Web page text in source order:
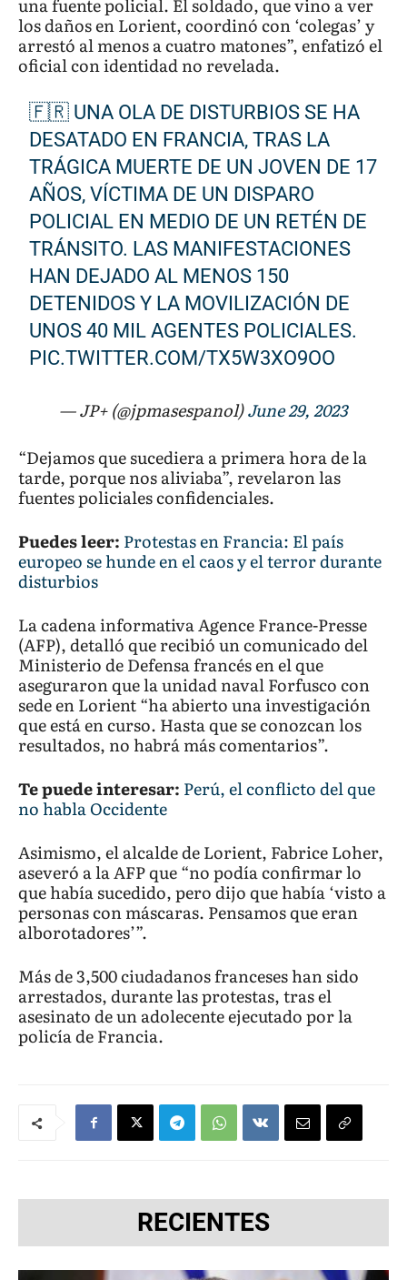
una fuente policial. El soldado, que vino a ver
los daños en Lorient, coordinó con ‘colegas’ y
arrestó al menos a cuatro matones”, enfatizó el
oficial con identidad no revelada.
🇫🇷 UNA OLA DE DISTURBIOS SE HA
DESATADO EN FRANCIA, TRAS LA
TRÁGICA MUERTE DE UN JOVEN DE 17
AÑOS, VÍCTIMA DE UN DISPARO
POLICIAL EN MEDIO DE UN RETÉN DE
TRÁNSITO. LAS MANIFESTACIONES
HAN DEJADO AL MENOS 150
DETENIDOS Y LA MOVILIZACIÓN DE
UNOS 40 MIL AGENTES POLICIALES.
PIC.TWITTER.COM/TX5W3XO9OO
— JP+ (@jpmasespanol)June 29, 2023
“Dejamos que sucediera a primera hora de la
tarde, porque nos aliviaba”, revelaron las
fuentes policiales confidenciales.
Puedes leer: Protestas en Francia: El país
europeo se hunde en el caos y el terror durante
disturbios
La cadena informativa Agence France-Presse
(AFP), detalló que recibió un comunicado del
Ministerio de Defensa francés en el que
aseguraron que la unidad naval Forfusco con
sede en Lorient “ha abierto una investigación
que está en curso. Hasta que se conozcan los
resultados, no habrá más comentarios”.
Te puede interesar: Perú, el conflicto del que
no habla Occidente
Asimismo, el alcalde de Lorient, Fabrice Loher,
aseveró a la AFP que “no podía confirmar lo
que había sucedido, pero dijo que había ‘visto a
personas con máscaras. Pensamos que eran
alborotadores’”.
Más de 3,500 ciudadanos franceses han sido
arrestados, durante las protestas, tras el
asesinato de un adolecente ejecutado por la
policía de Francia.
RECIENTES